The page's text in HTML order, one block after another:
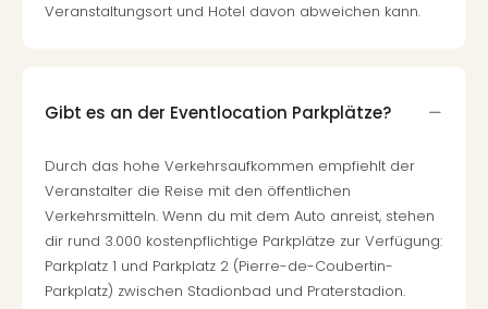
Veranstaltungsort und Hotel davon abweichen kann.
Gibt es an der Eventlocation Parkplätze?
Durch das hohe Verkehrsaufkommen empfiehlt der
Veranstalter die Reise mit den öffentlichen
Verkehrsmitteln. Wenn du mit dem Auto anreist, stehen
dir rund 3.000 kostenpflichtige Parkplätze zur Verfügung:
Parkplatz 1 und Parkplatz 2 (Pierre-de-Coubertin-
Parkplatz) zwischen Stadionbad und Praterstadion.